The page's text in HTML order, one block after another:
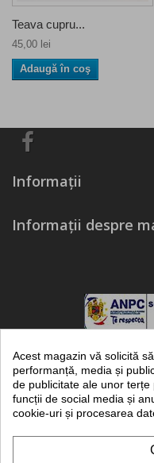
Teava cupru...
45,00 lei
Adaugă în coş
Informaţii
Informații despre
frigotehnie.ro - marca
piese,
de evidenta a prelucrarii
Acest magazin vă solicită
performanță, media și
de publicitate ale unor
funcții de social media și
cookie-uri și procesarea